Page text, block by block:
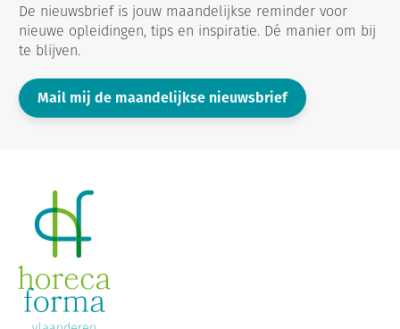
De nieuwsbrief is jouw maandelijkse reminder voor
nieuwe opleidingen, tips en inspiratie. Dé manier om bij
te blijven.
Mail mij de maandelijkse nieuwsbrief